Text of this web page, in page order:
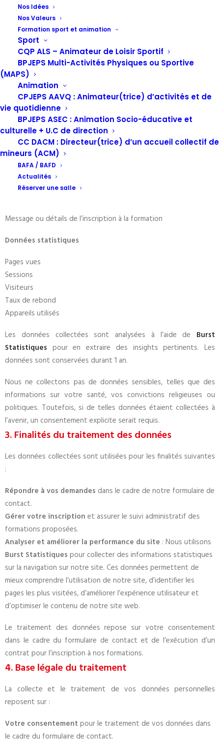
Nos Idées
Nos Valeurs
Formation sport et animation
Sport
CQP ALS – Animateur de Loisir Sportif
BPJEPS Multi-Activités Physiques ou Sportive
(MAPS)
Animation
CPJEPS AAVQ : Animateur(trice) d’activités et de
vie quotidienne
BPJEPS ASEC : Animation Socio-éducative et
culturelle + U.C de direction
CC DACM : Directeur(trice) d’un accueil collectif de
mineurs (ACM)
BAFA / BAFD
Actualités
Réserver une salle
1. Responsable du traitement des données
Les informations recueillies sont traitées par la LIGUE de
l’enseignement Nouvelle-Aquitaine, située au 33 rue Saint-Denis,
86000 Poitiers, en qualité de responsable du traitement des
données.
Le Délégué à la Protection des Données (DPO) est joignable à
l’adresse suivante :dpo@liguenouvelleaquitaine.org.
2. Données collectées
Nous collectons les données suivantes via nos formulaires de
contact et d’inscription aux formations :
Nom
Prénom
Adresse email
Message ou détails de l’inscription à la formation
Données statistiques
Pages vues
Sessions
Visiteurs
Taux de rebond
Appareils utilisés
Les données collectées sont analysées à l’aide de Burst
Statistiques pour en extraire des insights pertinents. Les
données sont conservées durant 1 an.
Nous ne collectons pas de données sensibles, telles que des
informations sur votre santé, vos convictions religieuses ou
politiques. Toutefois, si de telles données étaient collectées à
l’avenir, un consentement explicite serait requis.
3. Finalités du traitement des données
Les données collectées sont utilisées pour les finalités suivantes
:
Répondre à vos demandes dans le cadre de notre formulaire de
contact.
Gérer votre inscription et assurer le suivi administratif des
formations proposées.
Analyser et améliorer la performance du site : Nous utilisons
Burst Statistiques pour collecter des informations statistiques
sur la navigation sur notre site. Ces données permettent de
mieux comprendre l’utilisation de notre site, d’identifier les
pages les plus visitées, d’améliorer l’expérience utilisateur et
d’optimiser le contenu de notre site web.
Le traitement des données repose sur votre consentement
dans le cadre du formulaire de contact et de l’exécution d’un
contrat pour l’inscription à nos formations.
4. Base légale du traitement
La collecte et le traitement de vos données personnelles
reposent sur :
Votre consentement pour le traitement de vos données dans
le cadre du formulaire de contact.